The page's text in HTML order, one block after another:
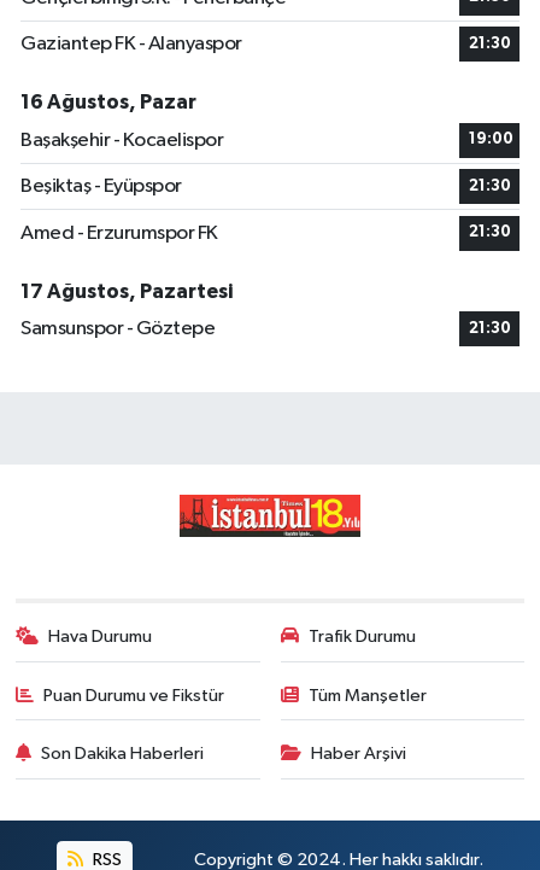
Gaziantep FK - Alanyaspor 21:30
16 Ağustos, Pazar
Başakşehir - Kocaelispor
19:00
Beşiktaş - Eyüpspor 21:30
Amed - Erzurumspor FK 21:30
17 Ağustos, Pazartesi
Samsunspor - Göztepe
21:30
Hava Durumu Trafik Durumu
Puan Durumu ve Fikstür Tüm Manşetler
Son Dakika Haberleri Haber Arşivi
RSS Copyright © 2024. Her hakkı saklıdır.